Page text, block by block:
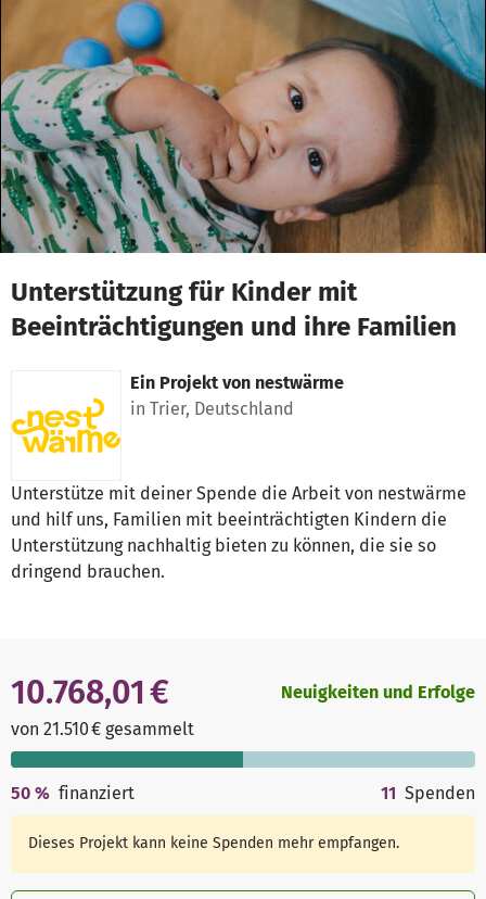
Zum Hauptinhalt springen
Erklärung zur Barrierefreiheit anzeigen
Unterstützung für Kinder mit
Beeinträchtigungen und ihre Familien
Ein Projekt von nestwärme
in Trier, Deutschland
Unterstütze mit deiner Spende die Arbeit von nestwärme
und hilf uns, Familien mit beeinträchtigten Kindern die
Unterstützung nachhaltig bieten zu können, die sie so
dringend brauchen.
10.768,01 €
von 21.510 € gesammelt
Neuigkeiten und Erfolge
50 % finanziert 11 Spenden
Dieses Projekt kann keine Spenden mehr empfangen.